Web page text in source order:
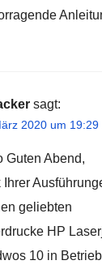
sagt:
2020 um 19:29
Guten Abend,
Ihrer
geliebten
HP
10 in